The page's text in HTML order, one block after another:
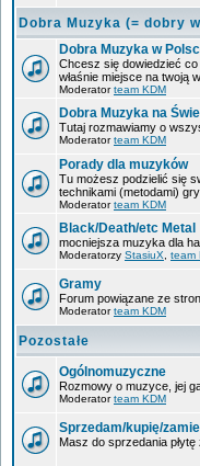
Dobra Muzyka (= dobry
Dobra Muzyka w
Chcesz się dowiedzieć co
właśnie miejsce na twoją
Moderatorteam KDM
Dobra Muzyka na
Tutaj rozmawiamy o
Moderatorteam KDM
Porady dla muzyków
Tu możesz podzielić się
technikami (metodami)
Moderatorteam KDM
Black/Death/etc Metal
mocniejsza muzyka dla
Moderatorzy StasiuX team
Gramy
Forum powiązane ze
Moderatorteam KDM
Pozostałe
Ogólnomuzyczne
Rozmowy o muzyce, jej
Moderatorteam KDM
Sprzedam/kupię/
Masz do sprzedania